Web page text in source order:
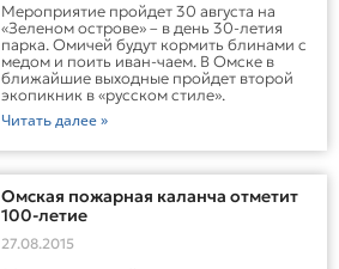
Мероприятие пройдет 30 августа на
«Зеленом острове» – в день 30-летия
парка. Омичей будут кормить блинами с
медом и поить иван-чаем. В Омске в
ближайшие выходные пройдет второй
экопикник в «русском стиле».
Читать далее »
Омская пожарная каланча отметит
100-летие
27.08.2015